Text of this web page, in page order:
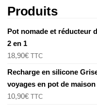
Produits
Pot nomade et réducteur
2 en 1
18,90€ TTC
Recharge en silicone
voyages en pot de maison
10,90€ TTC